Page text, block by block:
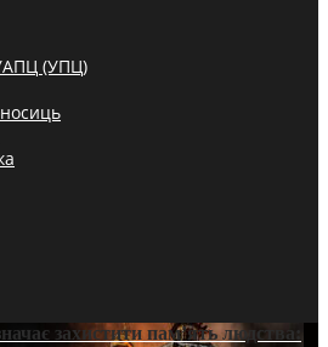
(УПЦ)
захистити пам’ять людства: